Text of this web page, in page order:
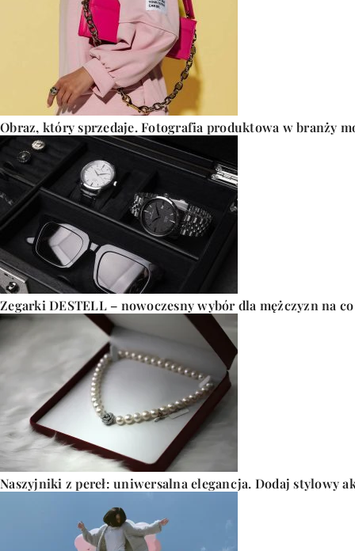
Obraz, który sprzedaje. Fotografia produktowa w branży
Zegarki DESTELL – nowoczesny wybór dla mężczyzn na
Naszyjniki z pereł: uniwersalna elegancja. Dodaj stylowy